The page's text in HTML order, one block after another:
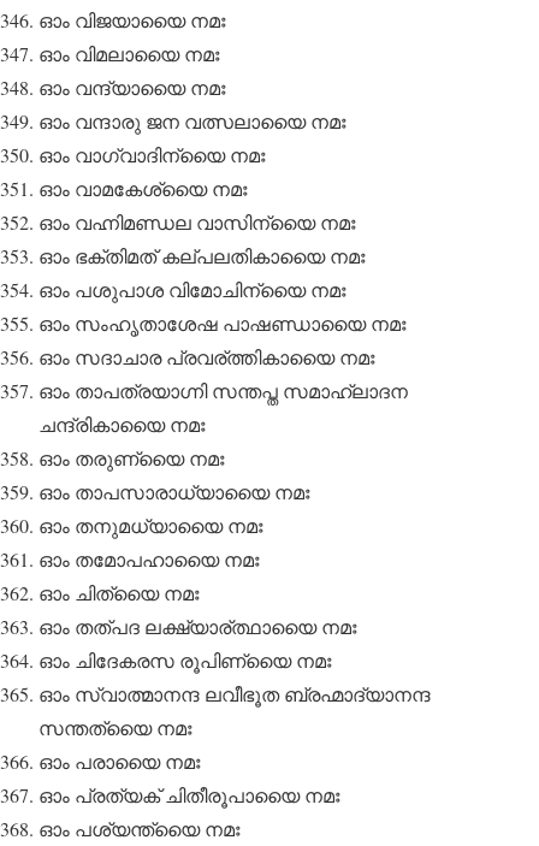
ഓം വിജയായൈ നമഃ
ഓം വിമലായൈ നമഃ
ഓം വന്ദ്യായൈ നമഃ
ഓം വന്ദാരു ജന വത്സലായൈ നമഃ
ഓം വാഗ്വാദിന്യൈ നമഃ
ഓം വാമകേശ്യൈ നമഃ
ഓം വഹ്നിമണ്ഡല വാസിന്യൈ നമഃ
ഓം ഭക്തിമത് കല്പലതികായൈ നമഃ
ഓം പശുപാശ വിമോചിന്യൈ നമഃ
ഓം സംഹൃതാശേഷ പാഷണ്ഡായൈ നമഃ
ഓം സദാചാര പ്രവര്ത്തികായൈ നമഃ
ഓം താപത്രയാഗ്നി സന്തപ്ത സമാഹ്ലാദന
ചന്ദ്രികായൈ നമഃ
ഓം തരുണ്യൈ നമഃ
ഓം താപസാരാധ്യായൈ നമഃ
ഓം തനുമധ്യായൈ നമഃ
ഓം തമോപഹായൈ നമഃ
ഓം ചിത്യൈ നമഃ
ഓം തത്പദ ലക്ഷ്യാര്ത്ഥായൈ നമഃ
ഓം ചിദേകരസ രൂപിണ്യൈ നമഃ
ഓം സ്വാത്മാനന്ദ ലവീഭൂത ബ്രഹ്മാദ്യാനന്ദ
സന്തത്യൈ നമഃ
ഓം പരായൈ നമഃ
ഓം പ്രത്യക് ചിതീരൂപായൈ നമഃ
ഓം പശ്യന്ത്യൈ നമഃ